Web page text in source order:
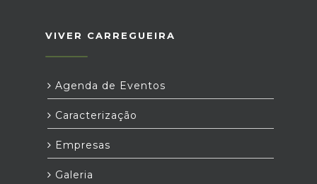
VIVER CARREGUEIRA
Agenda de Eventos
Caracterização
Empresas
Galeria